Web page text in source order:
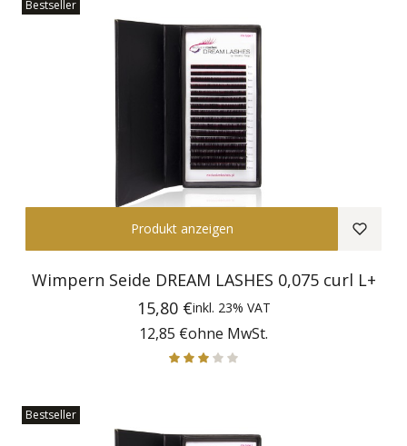
Bestseller
Produkt anzeigen
Wimpern Seide DREAM LASHES 0,075 curl L+
Preis
15,80 €inkl. 23% VAT
Preis
12,85 €ohne MwSt.
Bestseller